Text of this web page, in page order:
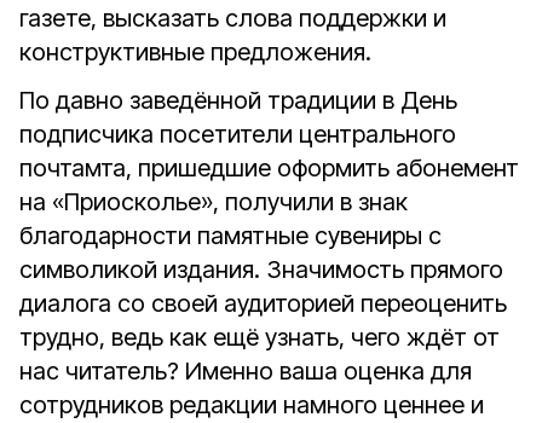
газете, высказать слова поддержки и
конструктивные предложения.
По давно заведённой традиции в День
подписчика посетители центрального
почтамта, пришедшие оформить абонемент
на «Приосколье», получили в знак
благодарности памятные сувениры с
символикой издания. Значимость прямого
диалога со своей аудиторией переоценить
трудно, ведь как ещё узнать, чего ждёт от
нас читатель? Именно ваша оценка для
сотрудников редакции намного ценнее и